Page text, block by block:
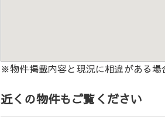
※物件掲載内容と現況に相違がある場
近くの物件もご覧ください